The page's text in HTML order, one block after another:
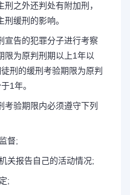
之外还判处有附加刑，
缓刑的影响。
宣告的犯罪分子进行考察
限为原判刑期以上1年以
刑的缓刑考验期限为原判
1年。
验期限内必须遵守下列
督;
关报告自己的活动情况;
;